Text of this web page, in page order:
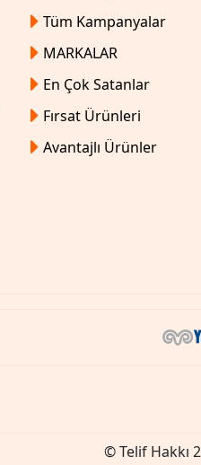
Tüm Kampanyalar
MARKALAR
En Çok Satanlar
Fırsat Ürünleri
Avantajlı Ürünler
© Telif Hakkı